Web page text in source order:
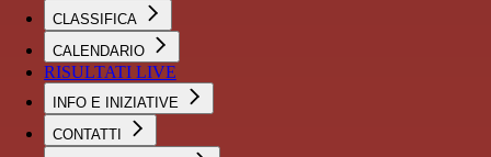
CLASSIFICA
CALENDARIO
RISULTATI LIVE
INFO E INIZIATIVE
CONTATTI